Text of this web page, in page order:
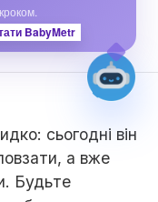
кроком.
BabyMetr
сьогодні він
а вже
Будьте